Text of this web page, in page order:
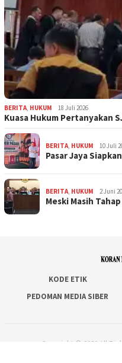
BERITA, HUKUM 18 Juli 2026
Kuasa Hukum Pertanyakan
BERITA, HUKUM 10 Juli
Pasar Jaya
BERITA, HUKUM 2 Juni
Meski Masih
KODE ETIK
PEDOMAN MEDIA SIBER
Copyright © 2020 All